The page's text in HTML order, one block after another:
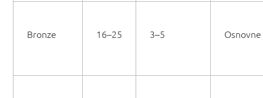
Bronze 16–25 3–5 Osnovne